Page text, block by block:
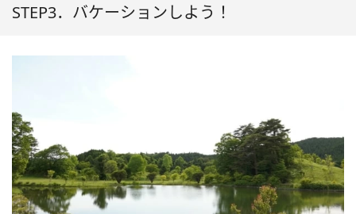
STEP3．バケーションしよう！